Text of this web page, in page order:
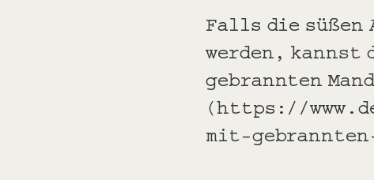
Falls die süßen
werden, kannst
gebrannten
(https://
mit-